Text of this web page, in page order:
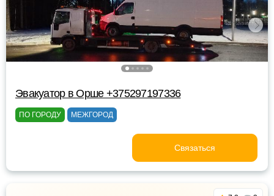
Эвакуатор в Орше +375297197336
ПО ГОРОДУ МЕЖГОРОД
Связаться